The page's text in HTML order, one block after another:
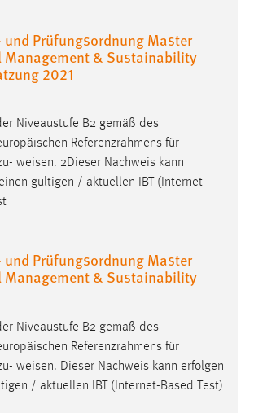
und Prüfungsordnung Master
& Sustainability
2021
Niveaustufe B2 gemäß des
Referenzrahmens für
weisen. 2Dieser Nachweis kann
gültigen / aktuellen IBT (Internet-
und Prüfungsordnung Master
& Sustainability
Niveaustufe B2 gemäß des
Referenzrahmens für
weisen. Dieser Nachweis kann erfolgen
/ aktuellen IBT (Internet-Based Test)
Videoplattformen und Social Media